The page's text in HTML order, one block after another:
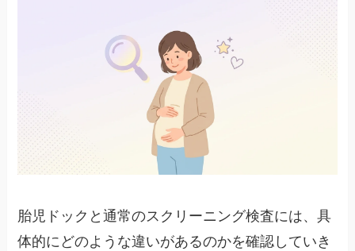
胎児ドックと通常のスクリーニング検査には、具
体的にどのような違いがあるのかを確認していき